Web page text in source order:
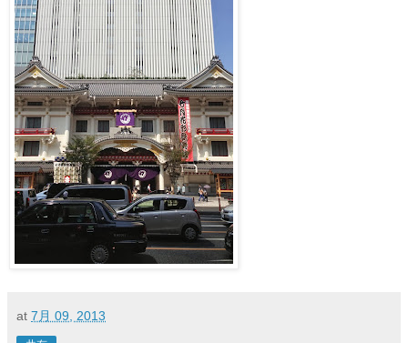
at 7月 09, 2013